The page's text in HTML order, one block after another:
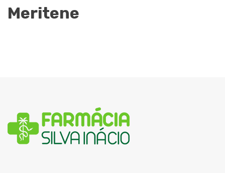
Meritene